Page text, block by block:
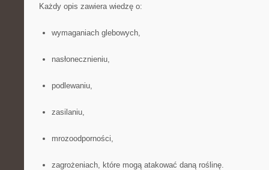
Każdy opis zawiera wiedzę o:
wymaganiach glebowych,
nasłonecznieniu,
podlewaniu,
zasilaniu,
mrozoodporności,
zagrożeniach, które mogą atakować daną roślinę.